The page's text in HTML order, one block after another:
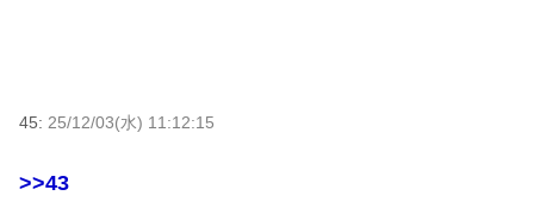
45: 25/12/03(水) 11:12:15
>>43